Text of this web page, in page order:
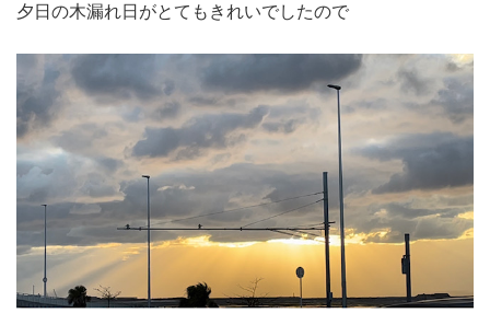
夕日の木漏れ日がとてもきれいでしたので